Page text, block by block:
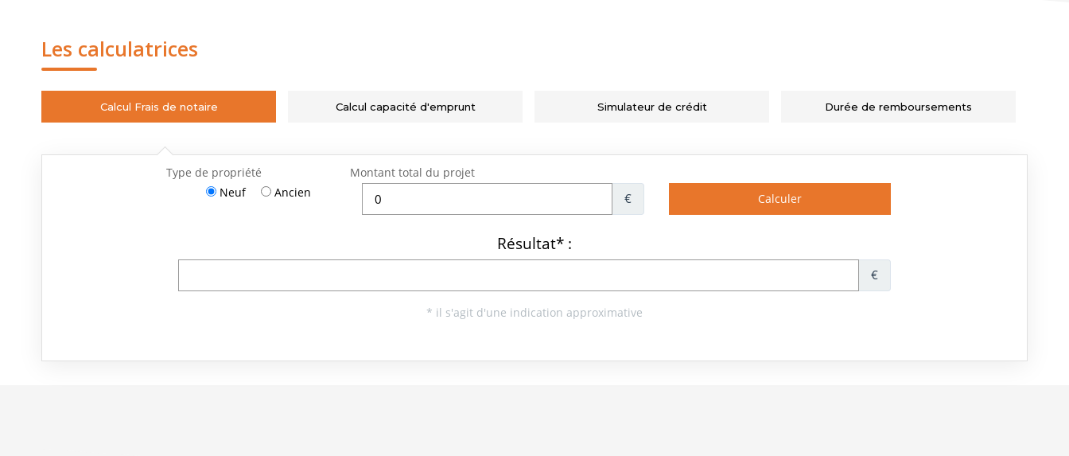
Les calculatrices
Calcul Frais de notaire Calcul capacité d'emprunt Simulateur de crédit Durée de remboursements